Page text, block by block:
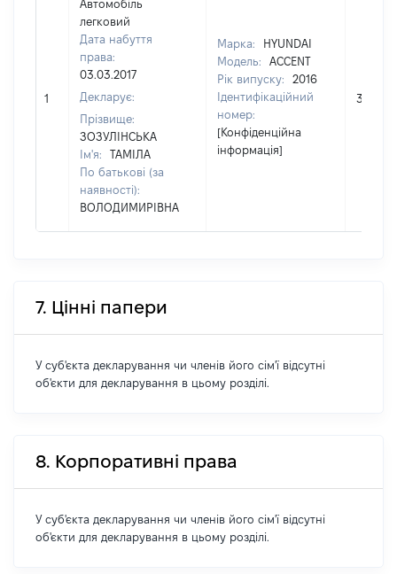
1
Автомобіль
легковий
Дата набуття
права:
03.03.2017
Декларує:
Прізвище:
ЗОЗУЛІНСЬКА
Ім'я:
ТАМІЛА
По батькові (за
наявності):
ВОЛОДИМИРІВНА
Марка:
HYUNDAI
Модель:
ACCENT
Рік випуску:
2016
Ідентифікаційний
номер:
[Конфіденційна
інформація]
364800
7. Цінні папери
У суб'єкта декларування чи членів його сім'ї відсутні
об'єкти для декларування в цьому розділі.
8. Корпоративні права
У суб'єкта декларування чи членів його сім'ї відсутні
об'єкти для декларування в цьому розділі.